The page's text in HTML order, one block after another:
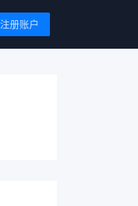
注册账户